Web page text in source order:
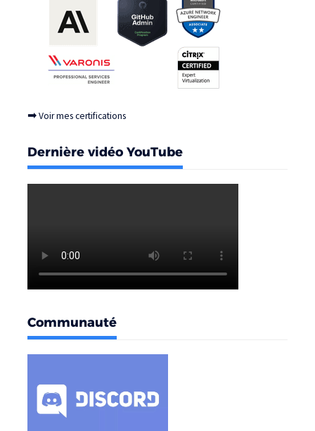
➡Voir mes certifications
Dernière vidéo YouTube
Communauté